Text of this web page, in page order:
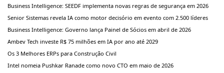
Business Intelligence: SEEDF implementa novas regras de segurança em 2026
Senior Sistemas revela IA como motor decisório em evento com 2.500 líderes
Business Intelligence: Governo lança Painel de Sócios em abril de 2026
Ambev Tech investe R$ 75 milhões em IA por ano até 2029
Os 3 Melhores ERPs para Construção Civil
Intel nomeia Pushkar Ranade como novo CTO em maio de 2026